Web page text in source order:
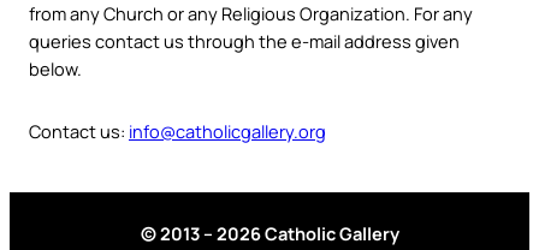
from any Church or any Religious Organization. For any
queries contact us through the e-mail address given
below.
Contact us: info@catholicgallery.org
© 2013 – 2026 Catholic Gallery